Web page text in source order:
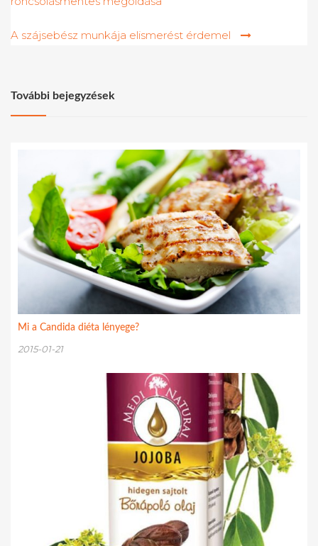
navigáció
A szájsebész munkája elismerést érdemel
További bejegyzések
Mi a Candida diéta lényege?
2015-01-21